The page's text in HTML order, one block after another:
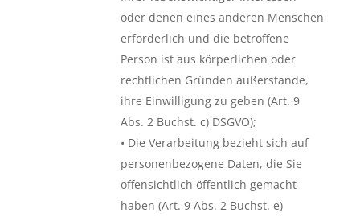
oder denen eines anderen Menschen
erforderlich und die betroffene
Person ist aus körperlichen oder
rechtlichen Gründen außerstande,
ihre Einwilligung zu geben (Art. 9
Abs. 2 Buchst. c) DSGVO);
• Die Verarbeitung bezieht sich auf
personenbezogene Daten, die Sie
offensichtlich öffentlich gemacht
haben (Art. 9 Abs. 2 Buchst. e)